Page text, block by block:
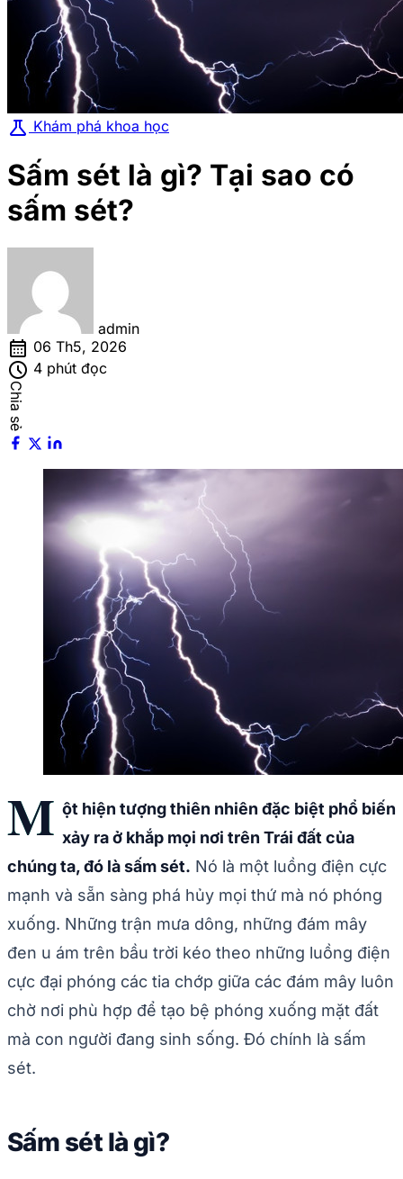
science Khám phá khoa học
Sấm sét là gì? Tại sao có
sấm sét?
admin
calendar_month 06 Th5, 2026
schedule 4 phút đọc
Chia sẻ
M ột hiện tượng thiên nhiên đặc biệt phổ biến
xảy ra ở khắp mọi nơi trên Trái đất của
chúng ta, đó là sấm sét. Nó là một luồng điện cực
mạnh và sẵn sàng phá hủy mọi thứ mà nó phóng
xuống. Những trận mưa dông, những đám mây
đen u ám trên bầu trời kéo theo những luồng điện
cực đại phóng các tia chớp giữa các đám mây luôn
chờ nơi phù hợp để tạo bệ phóng xuống mặt đất
mà con người đang sinh sống. Đó chính là sấm
sét.
Sấm sét là gì?